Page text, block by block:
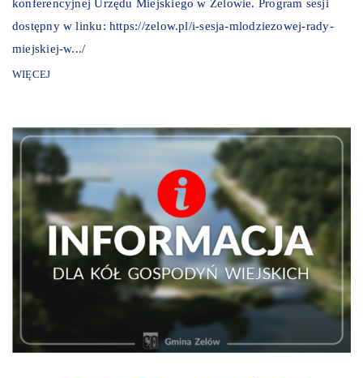
konferencyjnej Urzędu Miejskiego w Zelowie. Program sesji
dostępny w linku: https://zelow.pl/i-sesja-mlodziezowej-rady-
miejskiej-w.../
WIĘCEJ